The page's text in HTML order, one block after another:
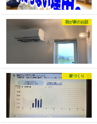
我が家のお話
家づくり